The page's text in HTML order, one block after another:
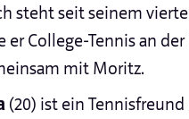
steht seit seinem
er College-Tennis an
mit Moritz.
(20) ist ein